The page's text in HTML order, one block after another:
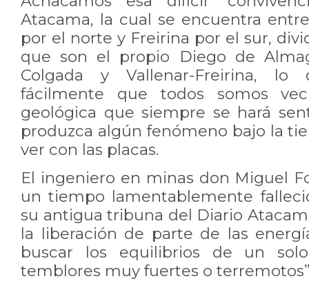
Atacama, la cual se encuentra
por el norte y Freirina por el sur,
que son el propio Diego de
Colgada y Vallenar-Freirina,
fácilmente que todos somos
geológica que siempre se hará
produzca algún fenómeno bajo la
ver con las placas.
El ingeniero en minas don Miguel
un tiempo lamentablemente
su antigua tribuna del Diario
la liberación de parte de las
buscar los equilibrios de un
temblores muy fuertes o